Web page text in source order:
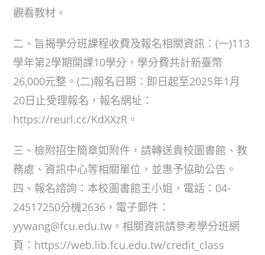
觀看教材。
二、旨揭學分班課程收費及報名相關資訊：(一)113
學年第2學期開課10學分，學分費共計新臺幣
26,000元整。(二)報名日期：即日起至2025年1月
20日止受理報名，報名網址：
https://reurl.cc/KdXXzR。
三、檢附招生簡章如附件，請轉送貴校圖書館、教
務處、資訊中心等相關單位，並惠予協助公告。
四、報名諮詢：本校圖書館王小姐，電話：04-
24517250分機2636，電子郵件：
yywang@fcu.edu.tw。相關資訊請參考學分班網
頁：https://web.lib.fcu.edu.tw/credit_class